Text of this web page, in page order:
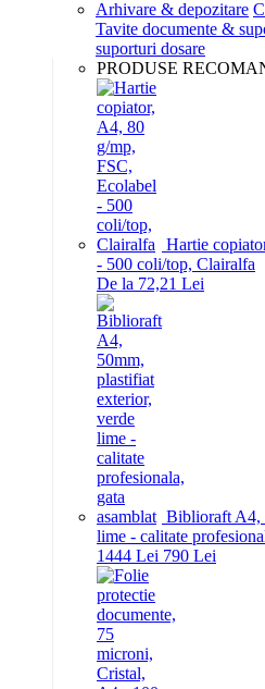
Arhivare & depozitare
Tavite documente &
suporturi dosare
PRODUSE
Hartie
- 500 coli/top, Clairalfa
De la 72,21 Lei
Biblioraft A4,
lime - calitate
1444 Lei 790 Lei